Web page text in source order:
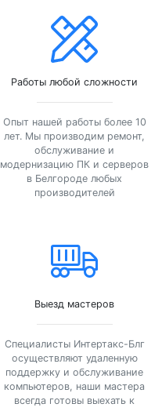
Работы любой сложности
Опыт нашей работы более 10
лет. Мы производим ремонт,
обслуживание и
модернизацию ПК и серверов
в Белгороде любых
производителей
Выезд мастеров
Специалисты Интертакс-Блг
осуществляют удаленную
поддержку и обслуживание
компьютеров, наши мастера
всегда готовы выехать к